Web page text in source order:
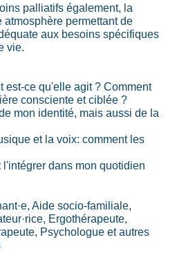
palliatifs également, la
atmosphère permettant de
aux besoins spécifiques
vie.
est-ce qu'elle agit ? Comment
consciente et ciblée ?
mon identité, mais aussi de la
et la voix: comment les
dans mon quotidien
Aide socio-familiale,
Ergothérapeute,
Psychologue et autres